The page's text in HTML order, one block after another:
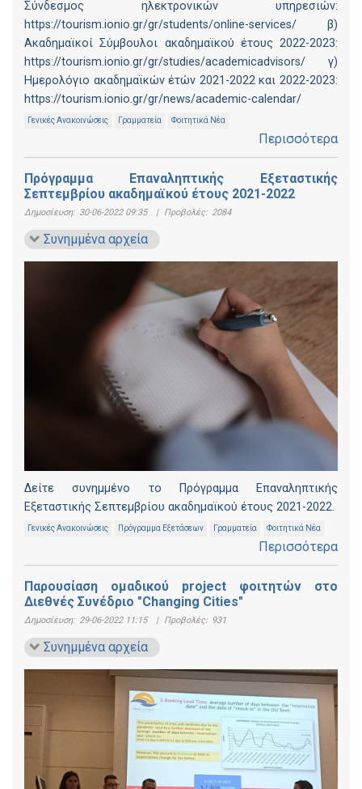
Σύνδεσμος ηλεκτρονικών υπηρεσιών:
https://tourism.ionio.gr/gr/students/online-services/ β)
Ακαδημαϊκοί Σύμβουλοι ακαδημαϊκού έτους 2022-2023:
https://tourism.ionio.gr/gr/studies/academicadvisors/ γ)
Ημερολόγιο ακαδημαϊκών έτών 2021-2022 και 2022-2023:
https://tourism.ionio.gr/gr/news/academic-calendar/
Γενικές Ανακοινώσεις Γραμματεία Φοιτητικά Νέα
Περισσότερα
Πρόγραμμα Επαναληπτικής Εξεταστικής
Σεπτεμβρίου ακαδημαϊκού έτους 2021-2022
Δημοσίευση: 30-06-2022 09:35 | Προβολές: 2084
Συνημμένα αρχεία
Δείτε συνημμένο το Πρόγραμμα Επαναληπτικής
Εξεταστικής Σεπτεμβρίου ακαδημαϊκού έτους 2021-2022.
Γενικές Ανακοινώσεις Πρόγραμμα Εξετάσεων Γραμματεία Φοιτητικά Νέα
Περισσότερα
Παρουσίαση ομαδικού project φοιτητών στο
Διεθνές Συνέδριο "Changing Cities"
Δημοσίευση: 29-06-2022 11:15 | Προβολές: 931
Συνημμένα αρχεία